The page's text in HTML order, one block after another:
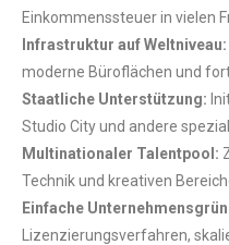
Einkommenssteuer in vielen
Infrastruktur auf Weltniveau:
moderne Büroflächen und
Staatliche Unterstützung:
Studio City und andere
Multinationaler Talentpool:
Technik und kreativen
Einfache
Lizenzierungsverfahren,